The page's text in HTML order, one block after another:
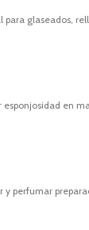
glaseados,
en
perfumar